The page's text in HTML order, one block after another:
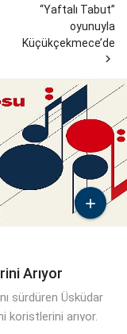
“Yaftalı Tabut”
oyunuyla
Küçükçekmece’de


Arıyor
sürdüren Üsküdar
koristlerini arıyor.